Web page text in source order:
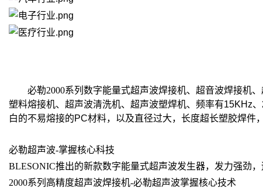
必勒2000系列数字能量式超声波焊接机、超音波焊接机
塑料熔接机、超声波清洗机、超声波塑焊机、频率有15KHz、
白的不易熔接的PC材料，以及直径过大，长度超长塑胶焊件
必勒超声波-掌握核心科技
BLESONIC推出的新款数字能量式超声波发生器，发力强劲
2000系列高精度超声波焊接机-必勒超声波掌握核心技术